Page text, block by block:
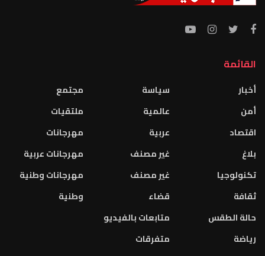
القائمة
أخبار
أمن
اقتصاد
بلاغ
تكنولوجيا
ثقافة
حالة الطقس
رياضة
سياسة
عالمية
عربية
غير مصنف
غير مصنف
قضاء
متابعات بالفيديو
متفرقات
مجتمع
ملتقيات
مهرجانات
مهرجانات عربية
مهرجانات وطنية
وطنية